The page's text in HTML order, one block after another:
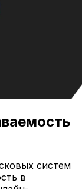
систем
в